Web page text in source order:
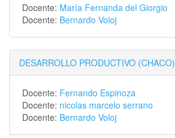
Docente: María Fernanda del Giorgio
Docente: Bernardo Voloj
DESARROLLO PRODUCTIVO (CHACO)
Docente: Fernando Espinoza
Docente: nicolas marcelo serrano
Docente: Bernardo Voloj